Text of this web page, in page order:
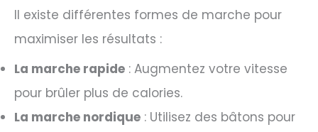
Il existe différentes formes de marche pour
maximiser les résultats :
La marche rapide : Augmentez votre vitesse
pour brûler plus de calories.
La marche nordique : Utilisez des bâtons pour